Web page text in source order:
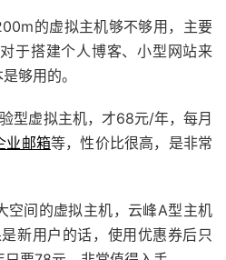
的虚拟主机够不够用，主要
于搭建个人博客、小型网站来
够用的。
型虚拟主机，才68元/年，每月
业邮箱等，性价比很高，是非常
空间的虚拟主机，云峰A型主机
新用户的话，使用优惠券后只